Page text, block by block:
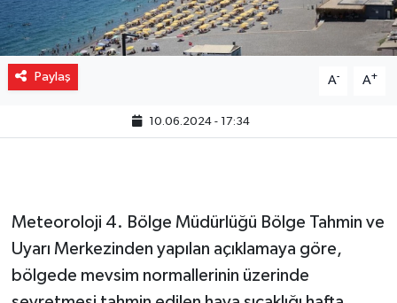
Paylaş A- A+
10.06.2024 - 17:34
Meteoroloji 4. Bölge Müdürlüğü Bölge Tahmin ve
Uyarı Merkezinden yapılan açıklamaya göre,
bölgede mevsim normallerinin üzerinde
Spor
Turizm